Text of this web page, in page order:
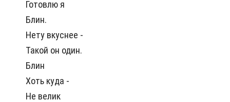
Готовлю я
Блин.
Нету вкуснее -
Такой он один.
Блин
Хоть куда -
Не велик